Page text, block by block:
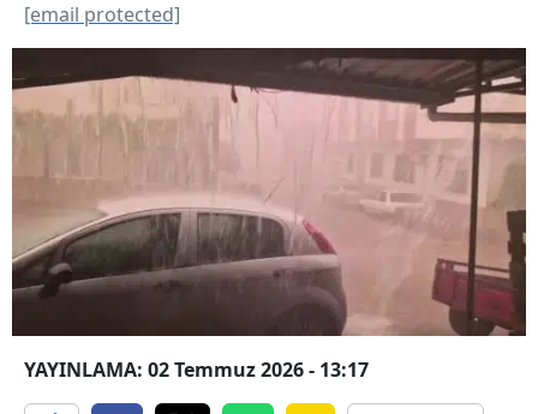
[email protected]
YAYINLAMA: 02 Temmuz 2026 - 13:17